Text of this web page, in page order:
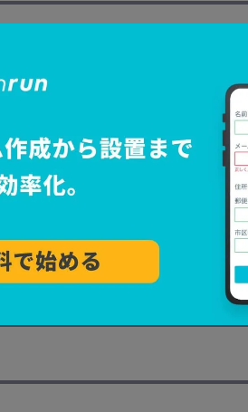
ンターフェースがあるかどうかも
で効果的なホームページを作成
ントです。テンプレートが豊富に
があるかを確認しましょう。